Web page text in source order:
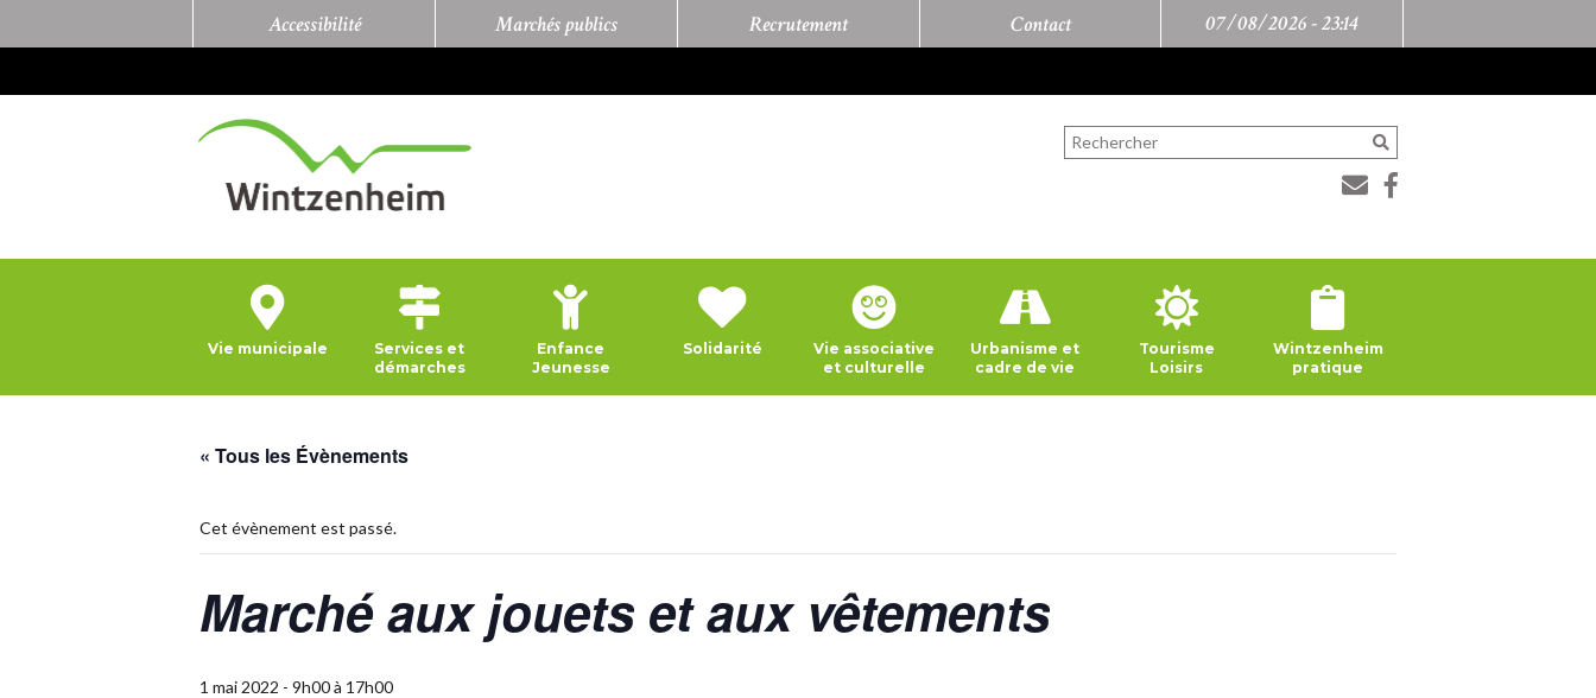
Accessibilité Marchés publics Recrutement Contact 07/08/2026 -23:14
Vie municipale
Services et
démarches
Enfance
Jeunesse
Solidarité
Vie associative
et culturelle
Urbanisme et
cadre de vie
Tourisme
Loisirs
Wintzenheim
pratique
« Tous les Évènements
Cet évènement est passé.
Marché aux jouets et aux vêtements
1 mai 2022 - 9h00à 17h00